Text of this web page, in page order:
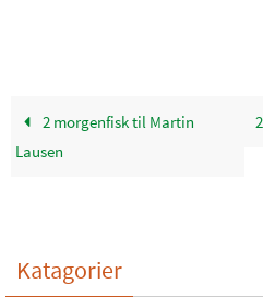
2 morgenfisk til Martin
Lausen
Katagorier